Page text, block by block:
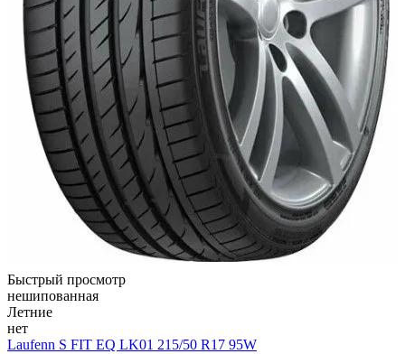
Быстрый просмотр
нешипованная
Летние
нет
Laufenn S FIT EQ LK01 215/50 R17 95W